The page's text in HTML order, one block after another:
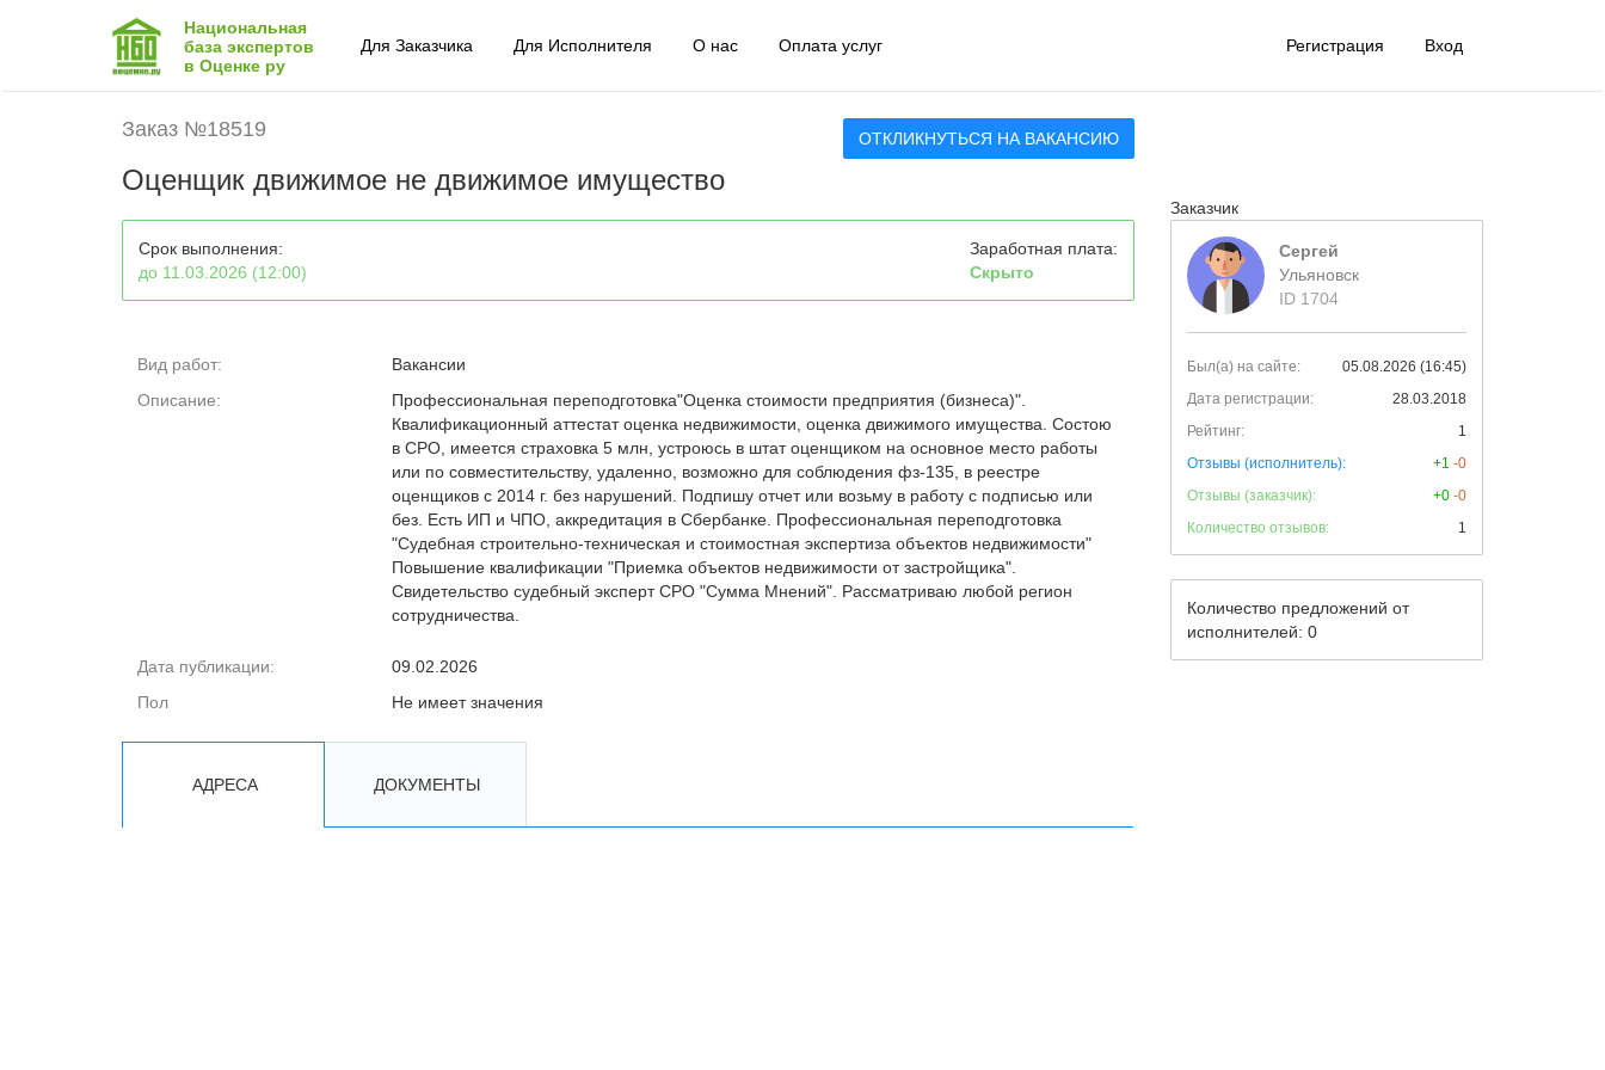
Национальная
база экспертов
в Оценке ру
Для Заказчика Для Исполнителя О нас Оплата услуг Регистрация Вход
Заказ №18519 ОТКЛИКНУТЬСЯ НА ВАКАНСИЮ
Оценщик движимое не движимое имущество
Срок выполнения:
до 11.03.2026 (12:00)
Заработная плата:
Скрыто
Вид работ:
Вакансии
Описание:
Профессиональная переподготовка"Оценка стоимости предприятия (бизнеса)".
Квалификационный аттестат оценка недвижимости, оценка движимого имущества. Состою
в СРО, имеется страховка 5 млн, устроюсь в штат оценщиком на основное место работы
или по совместительству, удаленно, возможно для соблюдения фз-135, в реестре
оценщиков с 2014 г. без нарушений. Подпишу отчет или возьму в работу с подписью или
без. Есть ИП и ЧПО, аккредитация в Сбербанке. Профессиональная переподготовка
"Судебная строительно-техническая и стоимостная экспертиза объектов недвижимости"
Повышение квалификации "Приемка объектов недвижимости от застройщика".
Свидетельство судебный эксперт СРО "Сумма Мнений". Рассматриваю любой регион
сотрудничества.
Дата публикации:
09.02.2026
Пол
Не имеет значения
АДРЕСА ДОКУМЕНТЫ
Заказчик
Сергей
Ульяновск
ID 1704
Был(а) на сайте:
05.08.2026 (16:45)
Дата регистрации:
28.03.2018
Рейтинг:
1
Отзывы (исполнитель):
+1 -0
Отзывы (заказчик):
+0 -0
Количество отзывов:
1
Количество предложений от
исполнителей: 0